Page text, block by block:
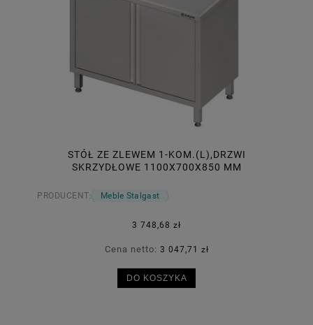
STÓŁ ZE ZLEWEM 1-KOM.(L),DRZWI
SKRZYDŁOWE 1100X700X850 MM
PRODUCENT: Meble Stalgast
3 748,68 zł
Cena netto: 3 047,71 zł
DO KOSZYKA